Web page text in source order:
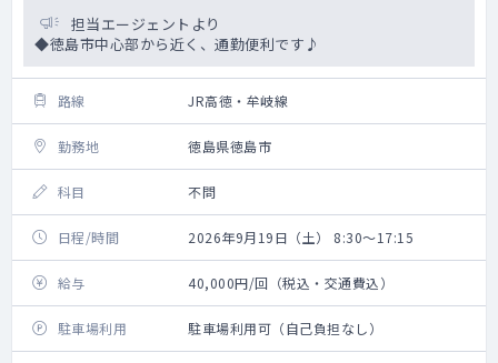
担当エージェントより
◆徳島市中心部から近く、通勤便利です♪
路線 JR高徳・牟岐線
勤務地 徳島県徳島市
科目 不問
日程/時間 2026年9月19日（土） 8:30～17:15
給与 40,000円/回（税込・交通費込）
駐車場利用 駐車場利用可（自己負担なし）